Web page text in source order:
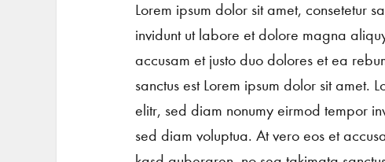
Lorem ipsum dolor sit amet, consetetur
invidunt ut labore et dolore magna
accusam et justo duo dolores et ea
sanctus est Lorem ipsum dolor sit amet.
elitr, sed diam nonumy eirmod tempor
sed diam voluptua. At vero eos et